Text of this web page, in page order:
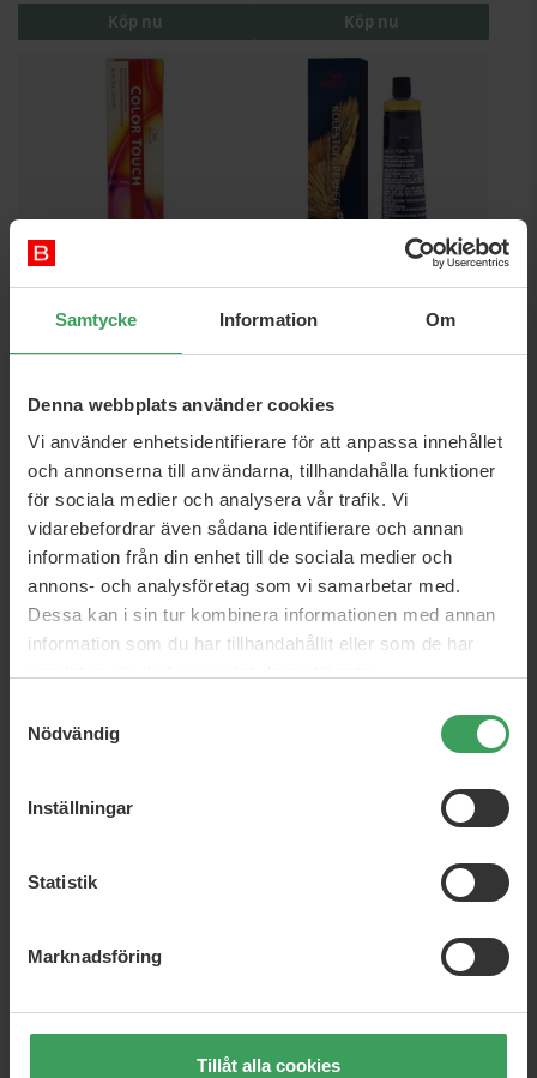
Samtycke Information Om
Denna webbplats använder cookies
Vi använder enhetsidentifierare för att anpassa innehållet
och annonserna till användarna, tillhandahålla funktioner
för sociala medier och analysera vår trafik. Vi
vidarebefordrar även sådana identifierare och annan
information från din enhet till de sociala medier och
annons- och analysföretag som vi samarbetar med.
Dessa kan i sin tur kombinera informationen med annan
information som du har tillhandahållit eller som de har
Nödvändig
Inställningar
Statistik
Marknadsföring
Tillåt alla cookies
Köp nu Köp nu
Browns 9/75
Pris113,50 kr
Köp nu
Rich Naturals 5/18
Pris
Köp nu
Wella Koleston Perfect Me+
Special Blonde 12/16
Wella Color Touch Pure
Naturals 7/03 – Medium